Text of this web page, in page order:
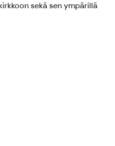
sekä sen ympärillä